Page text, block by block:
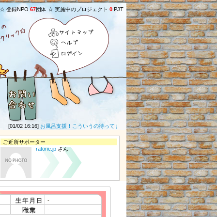
登録NPO 67団体 ☆ 実施中のプロジェクト 0 PJT
サイトマップ
ヘルプ
ログイン
[01/02 16:16]お風呂支援！こういうの待ってました！ 素晴らしい取り組み(・∀・)ｲｲﾈ!!
ご近所サポーター
ratone.jp さん
-
-